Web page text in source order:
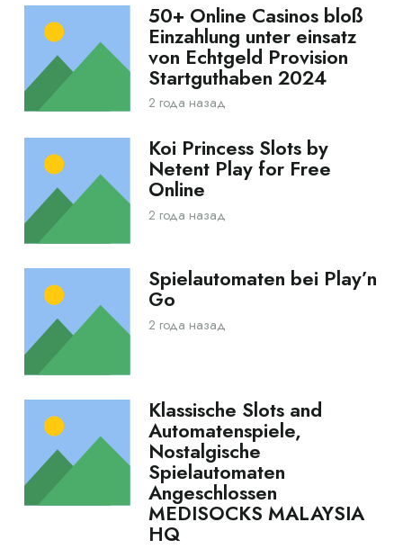
50+ Online Casinos bloß
Einzahlung unter einsatz
von Echtgeld Provision
Startguthaben 2024
2 года назад
Koi Princess Slots by
Netent Play for Free
Online
2 года назад
Spielautomaten bei Play’n
Go
2 года назад
Klassische Slots and
Automatenspiele,
Nostalgische
Spielautomaten
Angeschlossen
MEDISOCKS MALAYSIA
HQ